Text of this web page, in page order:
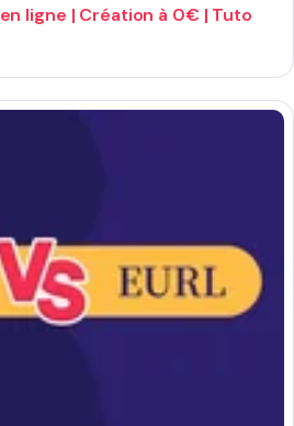
ligne | Création à 0€ | Tuto